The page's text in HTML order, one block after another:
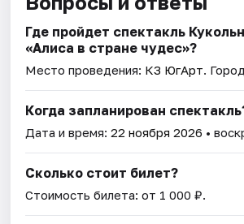
Где пройдет спектакль
«Алиса в стране чудес»?
Место проведения: КЗ ЮгАрт.
Когда запланирован
Дата и время:22 ноября 2026 •
Сколько стоит билет?
Стоимость билета: от 1 000 ₽.